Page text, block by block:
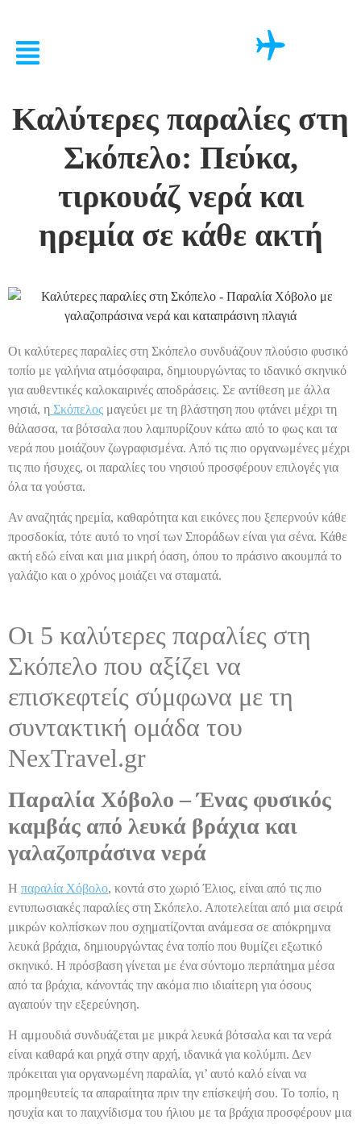
Καλύτερες παραλίες στη
Σκόπελο: Πεύκα,
τιρκουάζ νερά και
ηρεμία σε κάθε ακτή
Οι καλύτερες παραλίες στη Σκόπελο συνδυάζουν πλούσιο φυσικό
τοπίο με γαλήνια ατμόσφαιρα, δημιουργώντας το ιδανικό σκηνικό
για αυθεντικές καλοκαιρινές αποδράσεις. Σε αντίθεση με άλλα
νησιά, η Σκόπελος μαγεύει με τη βλάστηση που φτάνει μέχρι τη
θάλασσα, τα βότσαλα που λαμπυρίζουν κάτω από το φως και τα
νερά που μοιάζουν ζωγραφισμένα. Από τις πιο οργανωμένες μέχρι
τις πιο ήσυχες, οι παραλίες του νησιού προσφέρουν επιλογές για
όλα τα γούστα.
Αν αναζητάς ηρεμία, καθαρότητα και εικόνες που ξεπερνούν κάθε
προσδοκία, τότε αυτό το νησί των Σποράδων είναι για σένα. Κάθε
ακτή εδώ είναι και μια μικρή όαση, όπου το πράσινο ακουμπά το
γαλάζιο και ο χρόνος μοιάζει να σταματά.
Οι 5 καλύτερες παραλίες στη
Σκόπελο που αξίζει να
επισκεφτείς σύμφωνα με τη
συντακτική ομάδα του
NexTravel.gr
Παραλία Χόβολο – Ένας φυσικός
καμβάς από λευκά βράχια και
γαλαζοπράσινα νερά
Η παραλία Χόβολο, κοντά στο χωριό Έλιος, είναι από τις πιο
εντυπωσιακές παραλίες στη Σκόπελο. Αποτελείται από μια σειρά
μικρών κολπίσκων που σχηματίζονται ανάμεσα σε απόκρημνα
λευκά βράχια, δημιουργώντας ένα τοπίο που θυμίζει εξωτικό
σκηνικό. Η πρόσβαση γίνεται με ένα σύντομο περπάτημα μέσα
από τα βράχια, κάνοντάς την ακόμα πιο ιδιαίτερη για όσους
αγαπούν την εξερεύνηση.
Η αμμουδιά συνδυάζεται με μικρά λευκά βότσαλα και τα νερά
είναι καθαρά και ρηχά στην αρχή, ιδανικά για κολύμπι. Δεν
πρόκειται για οργανωμένη παραλία, γι’ αυτό καλό είναι να
προμηθευτείς τα απαραίτητα πριν την επίσκεψή σου. Το τοπίο, η
ησυχία και το παιχνίδισμα του ήλιου με τα βράχια προσφέρουν μια